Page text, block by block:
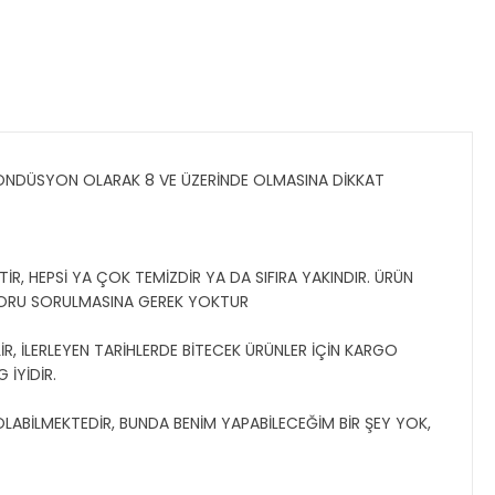
OLARAK 8 VE ÜZERİNDE OLMASINA DİKKAT
HEPSİ YA ÇOK TEMİZDİR YA DA SIFIRA YAKINDIR. ÜRÜN
SORULMASINA GEREK YOKTUR
TARİHLERDE BİTECEK ÜRÜNLER İÇİN KARGO
İYİDİR.
BUNDA BENİM YAPABİLECEĞİM BİR ŞEY YOK,